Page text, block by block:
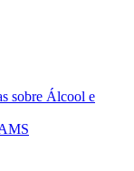
sobre Álcool e